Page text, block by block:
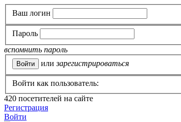
Ваш логин
Пароль
вспомнить пароль
или зарегистрироваться
Войти как пользователь:
420 посетителей на сайте
Регистрация
Войти